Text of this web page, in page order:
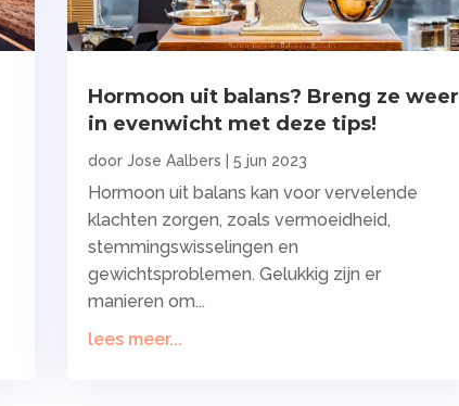
Hormoon uit balans? Breng ze weer
in evenwicht met deze tips!
door Jose Aalbers 5 jun 2023
Hormoon uit balans kan voor vervelende
klachten zorgen, zoals vermoeidheid,
stemmingswisselingen en
gewichtsproblemen. Gelukkig zijn er
manieren om...
lees meer...